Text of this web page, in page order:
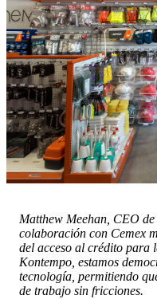
Matthew Meehan, CEO
colaboración con Cemex
del acceso al crédito para
Kontempo, estamos
tecnología, permitiendo
de trabajo sin fricciones.